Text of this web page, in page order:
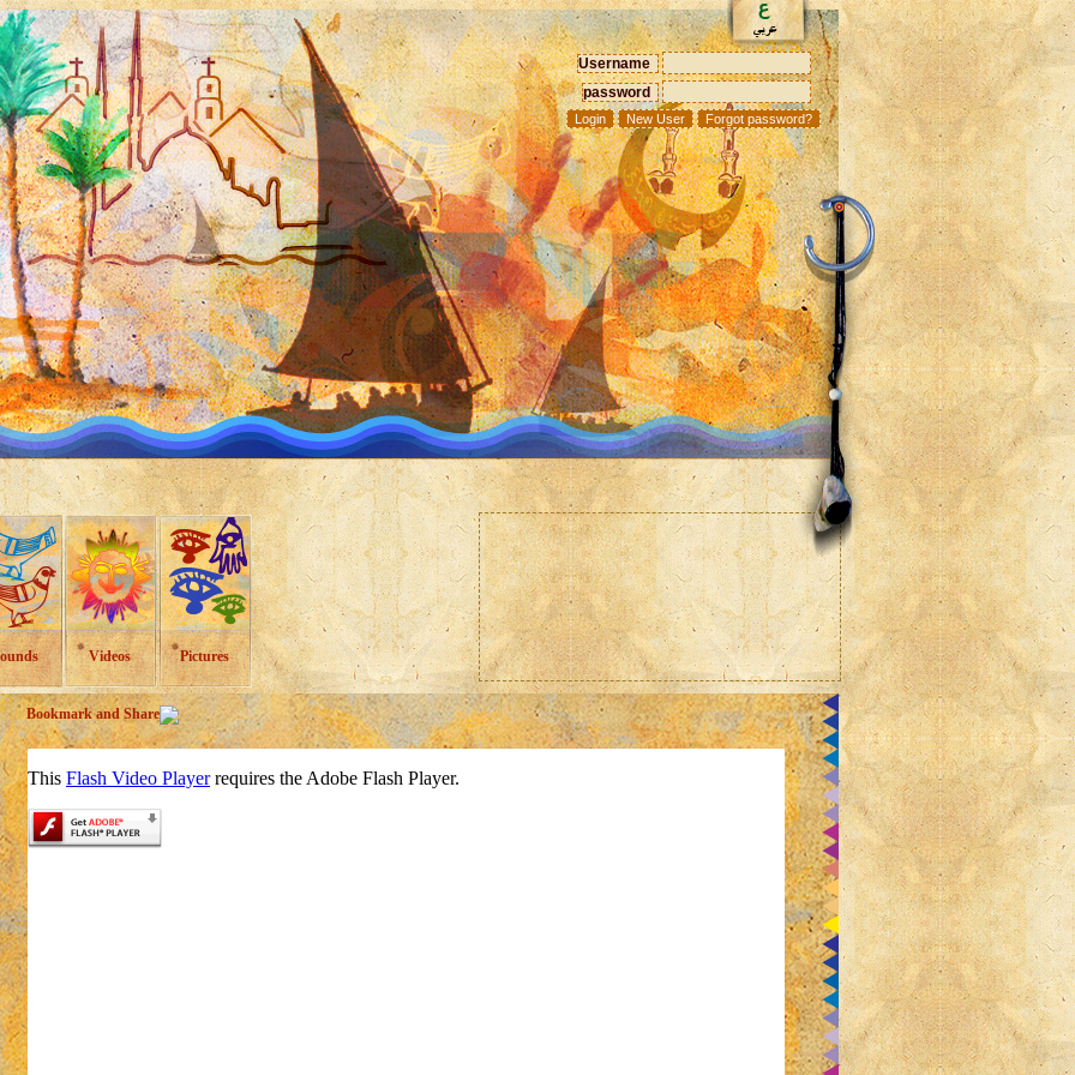
Username
password
Videos Pictures